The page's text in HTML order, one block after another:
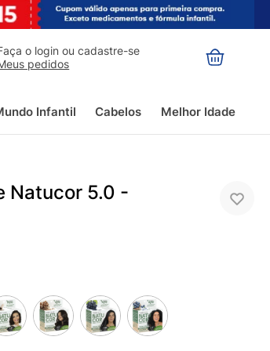
o login ou cadastre-se
pedidos
Infantil Cabelos Melhor Idade
Natucor 5.0 -